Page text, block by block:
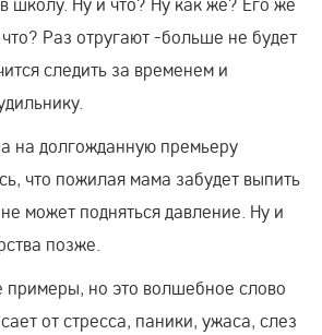
что? Раз отругают -больше не будет
следить за временем и
на долгожданную премьеру
что пожилая мама забудет выпить
может подняться давление. Ну и
позже.
примеры, но это волшебное слово
от стресса, паники, ужаса, слез